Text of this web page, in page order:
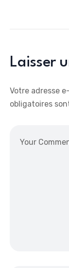
Laisser
Votre adresse
obligatoires